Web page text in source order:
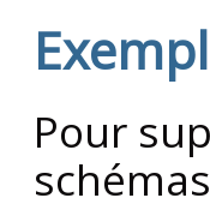
Pour